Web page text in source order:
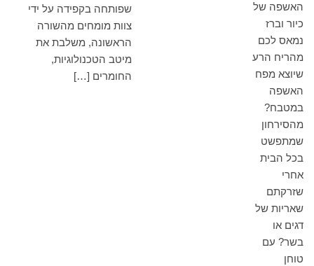
האשפה של
כיור וברז
נמאס לכם
מהריח הרע
שיוצא מפח
האשפה
במטבח?
מהסירחון
שמתפשט
בכל הבית
אחרי
שזרקתם
שאריות של
דגים או
בשר? עם
טוחן
שפותחה בקפידה על ידי
צוות מומחים מהשורה
הראשונה, משלבת את
מיטב הטכנולוגיות,
החומרים […]